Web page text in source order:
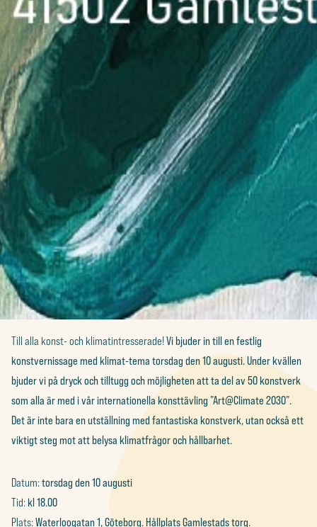
Till alla konst- och klimatintresserade!Vi bjuder in till en festlig
konstvernissage med klimat-tema torsdag den 10 augusti. Under kvällen
bjuder vi på dryck och tilltugg och möjligheten att ta del av 50 konstverk
som alla är med i vår internationella konsttävling ”Art@Climate 2030”.
Det är inte bara en utställning med fantastiska konstverk, utan också ett
viktigt steg mot att belysa klimatfrågor och hållbarhet.
Datum: torsdag den 10 augusti
Tid: kl 18.00
Plats: Waterloogatan 1, Göteborg. Hållplats Gamlestads torg.